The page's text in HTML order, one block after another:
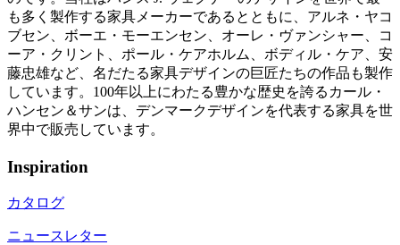
も多く製作する家具メーカーであるとともに、アルネ・ヤコ
ブセン、ボーエ・モーエンセン、オーレ・ヴァンシャー、コ
ーア・クリント、ポール・ケアホルム、ボディル・ケア、安
藤忠雄など、名だたる家具デザインの巨匠たちの作品も製作
しています。100年以上にわたる豊かな歴史を誇るカール・
ハンセン＆サンは、デンマークデザインを代表する家具を世
界中で販売しています。
Inspiration
カタログ
ニュースレター